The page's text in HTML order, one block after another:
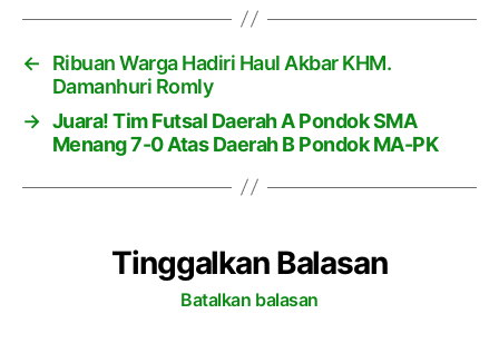
←
Ribuan Warga Hadiri Haul Akbar KHM.
Damanhuri Romly
→ Juara! Tim Futsal Daerah A Pondok SMA
Menang 7-0 Atas Daerah B Pondok MA-PK
Tinggalkan Balasan
Batalkan balasan